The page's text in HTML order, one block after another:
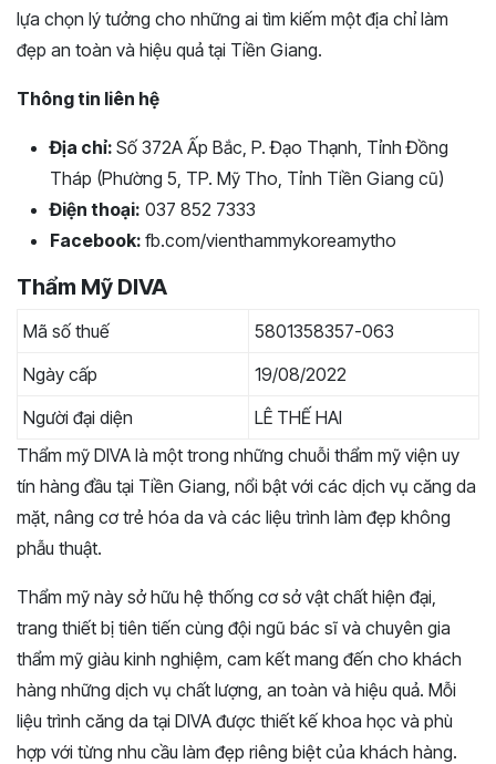
lựa chọn lý tưởng cho những ai tìm kiếm một địa chỉ làm
đẹp an toàn và hiệu quả tại Tiền Giang.
Thông tin liên hệ
Địa chỉ: Số 372A Ấp Bắc, P. Đạo Thạnh, Tỉnh Đồng
Tháp (Phường 5, TP. Mỹ Tho, Tỉnh Tiền Giang cũ)
Điện thoại: 037 852 7333
Facebook: fb.com/vienthammykoreamytho
Thẩm Mỹ DIVA
Mã số thuế
5801358357-063
Ngày cấp
19/08/2022
Người đại diện
LÊ THẾ HAI
Thẩm mỹ DIVA là một trong những chuỗi thẩm mỹ viện uy
tín hàng đầu tại Tiền Giang, nổi bật với các dịch vụ căng da
mặt, nâng cơ trẻ hóa da và các liệu trình làm đẹp không
phẫu thuật.
Thẩm mỹ này sở hữu hệ thống cơ sở vật chất hiện đại,
trang thiết bị tiên tiến cùng đội ngũ bác sĩ và chuyên gia
thẩm mỹ giàu kinh nghiệm, cam kết mang đến cho khách
hàng những dịch vụ chất lượng, an toàn và hiệu quả. Mỗi
liệu trình căng da tại DIVA được thiết kế khoa học và phù
hợp với từng nhu cầu làm đẹp riêng biệt của khách hàng.